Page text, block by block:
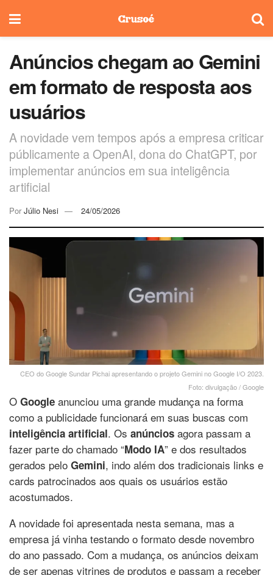
Anúncios chegam ao Gemini
em formato de resposta aos
usuários
A novidade vem tempos após a empresa criticar
públicamente a OpenAI, dona do ChatGPT, por
implementar anúncios em sua inteligência
artificial
Por Júlio Nesi 24/05/2026
CEO do Google Sundar Pichai apresentando o projeto Gemini no Google I/O 2023.
Foto: divulgação / Google
O Google anunciou uma grande mudança na forma
como a publicidade funcionará em suas buscas com
inteligência artificial. Os anúncios agora passam a
fazer parte do chamado “Modo IA” e dos resultados
gerados pelo Gemini, indo além dos tradicionais links e
cards patrocinados aos quais os usuários estão
acostumados.
A novidade foi apresentada nesta semana, mas a
empresa já vinha testando o formato desde novembro
do ano passado. Com a mudança, os anúncios deixam
de ser apenas vitrines de produtos e passam a receber